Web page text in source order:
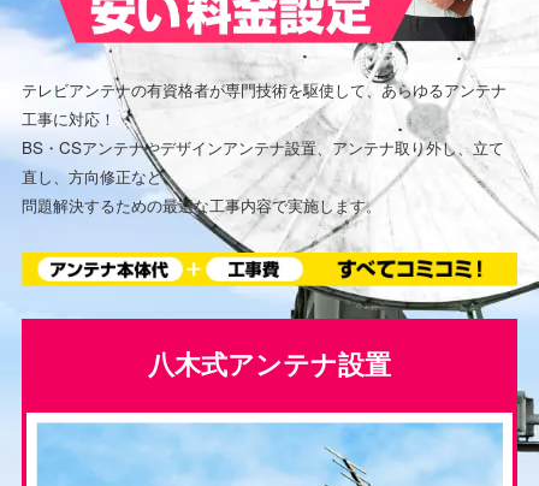
テレビアンテナの有資格者が専門技術を駆使して、あらゆるアンテナ
工事に対応！
BS・CSアンテナやデザインアンテナ設置、アンテナ取り外し、立て
直し、方向修正など、
問題解決するための最適な工事内容で実施します。
八木式アンテナ設置